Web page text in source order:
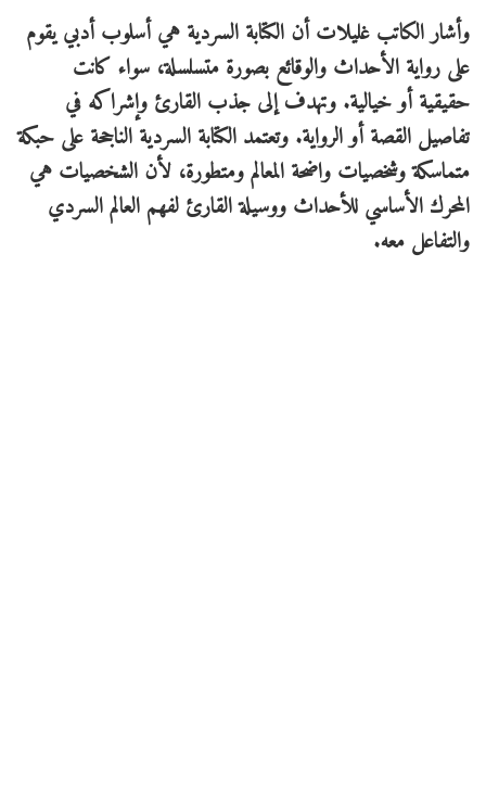
وأشار الكاتب غليلات أن الكتابة السردية هي أسلوب أدبي يقوم
على رواية الأحداث والوقائع بصورة متسلسلة، سواء كانت
حقيقية أو خيالية. وتهدف إلى جذب القارئ وإشراكه في
تفاصيل القصة أو الرواية. وتعتمد الكتابة السردية الناجحة على حبكة
متماسكة وشخصيات واضحة المعالم ومتطورة، لأن الشخصيات هي
المحرك الأساسي للأحداث ووسيلة القارئ لفهم العالم السردي
والتفاعل معه.